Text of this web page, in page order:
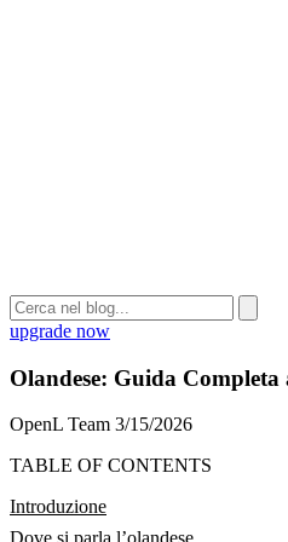
upgrade now
Olandese: Guida
OpenL Team 3/15/2026
TABLE OF CONTENTS
Introduzione